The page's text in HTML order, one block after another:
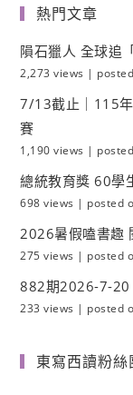
熱門文章
隕石獵人 全球追「
2,273 views |
7/13截止｜115
賽
1,190 views |
總統教育獎 60學
698 views | posted
2026暑假嗑書趣
275 views | posted
882期2026-7-20
233 views | posted
東寫西讀粉絲